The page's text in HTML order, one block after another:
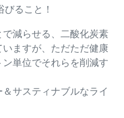
ること！
減らせる、二酸化炭素
ますが、ただただ健康
単位でそれらを削減す
サスティナブルなライ